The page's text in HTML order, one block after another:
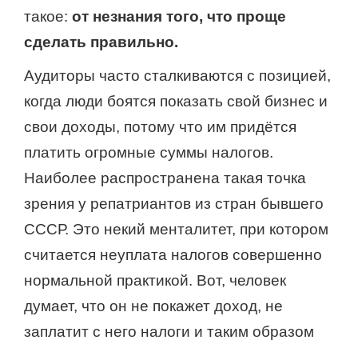
такое: от незнания того, что проще
сделать правильно.
Аудиторы часто сталкиваются с позицией,
когда люди боятся показать свой бизнес и
свои доходы, потому что им придётся
платить огромные суммы налогов.
Наиболее распространена такая точка
зрения у репатриантов из стран бывшего
СССР. Это некий менталитет, при котором
считается неуплата налогов совершенно
нормальной практикой. Вот, человек
думает, что он не покажет доход, не
заплатит с него налоги и таким образом